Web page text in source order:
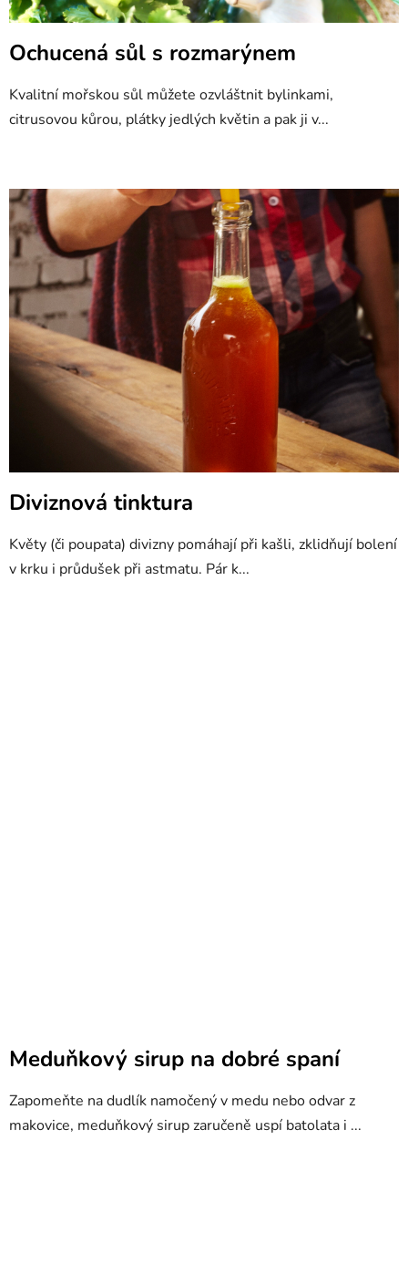
Ochucená sůl s rozmarýnem
Kvalitní mořskou sůl můžete ozvláštnit bylinkami,
citrusovou kůrou, plátky jedlých květin a pak ji v...
Diviznová tinktura
Květy (či poupata) divizny pomáhají při kašli, zklidňují bolení
v krku i průdušek při astmatu. Pár k...
Meduňkový sirup na dobré spaní
Zapomeňte na dudlík namočený v medu nebo odvar z
makovice, meduňkový sirup zaručeně uspí batolata i ...